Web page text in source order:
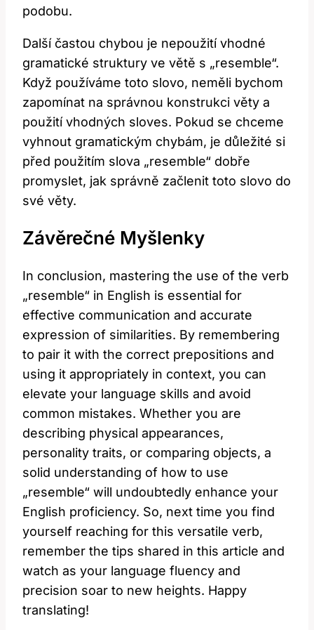
podobu.
Další častou chybou je nepoužití vhodné
gramatické struktury ve větě s „resemble“.
Když používáme toto slovo, neměli bychom
zapomínat na správnou konstrukci věty a
použití vhodných sloves. Pokud se chceme
vyhnout gramatickým chybám, je důležité si
před použitím slova „resemble“ dobře
promyslet, jak správně začlenit toto slovo do
své věty.
Závěrečné Myšlenky
In conclusion, mastering the use of the verb
„resemble“ in English is essential for
effective communication and accurate
expression of similarities. By remembering
to pair it with the correct prepositions and
using it appropriately in context, you can
elevate your language skills and avoid
common mistakes. Whether you are
describing physical appearances,
personality traits, or comparing objects, a
solid understanding of how to use
„resemble“ will undoubtedly enhance your
English proficiency. So, next time you find
yourself reaching for this versatile verb,
remember the tips shared in this article and
watch as your language fluency and
precision soar to new heights. Happy
translating!